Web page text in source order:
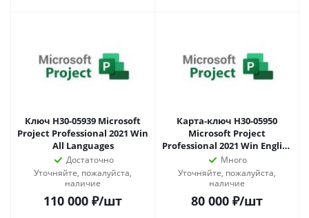
Ключ H30-05939 Microsoft
Project Professional 2021 Win
All Languages
Достаточно
Уточняйте, пожалуйста,
наличие
110 000 ₽/шт
Карта-ключ H30-05950
Microsoft Project
Professional 2021 Win English
Medialess P8
Много
Уточняйте, пожалуйста,
наличие
80 000 ₽/шт